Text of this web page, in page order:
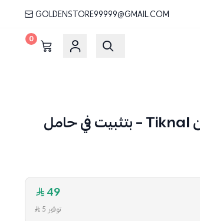
GOLDENSTORE99999@GMAIL.COM
0
حامل جوال مغناطيسي للسيارة من Tiknal – بتثبيت في حامل
49
توفير 5